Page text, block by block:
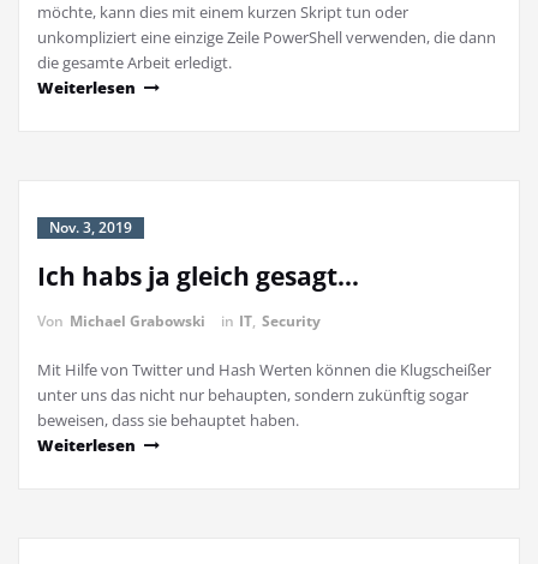
möchte, kann dies mit einem kurzen Skript tun oder
unkompliziert eine einzige Zeile PowerShell verwenden, die dann
die gesamte Arbeit erledigt.
Weiterlesen
Nov. 3, 2019
Ich habs ja gleich gesagt…
Von Michael Grabowski in IT, Security
Mit Hilfe von Twitter und Hash Werten können die Klugscheißer
unter uns das nicht nur behaupten, sondern zukünftig sogar
beweisen, dass sie behauptet haben.
Weiterlesen